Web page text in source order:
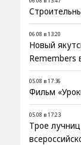
06.08 в 13:20
Новый
Remembers
05.08 в 17:36
Фильм
05.08 в 17:23
Трое